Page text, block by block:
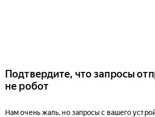
Подтвердите, что запросы
не робот
Нам очень жаль, но запросы с вашего